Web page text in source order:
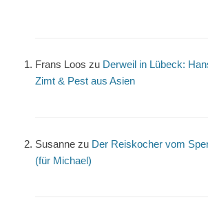
Frans Loos zu Derweil in Lübeck:
Zimt & Pest aus Asien
Susanne zu Der Reiskocher vom
(für Michael)